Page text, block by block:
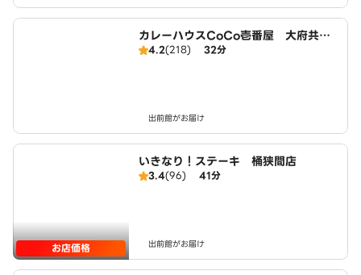
カレーハウスCoCo壱番屋 大府共和
店（SD）
4.2(218) 32分
出前館がお届け
お店価格
いきなり！ステーキ 桶狭間店
3.4(96) 41分
出前館がお届け